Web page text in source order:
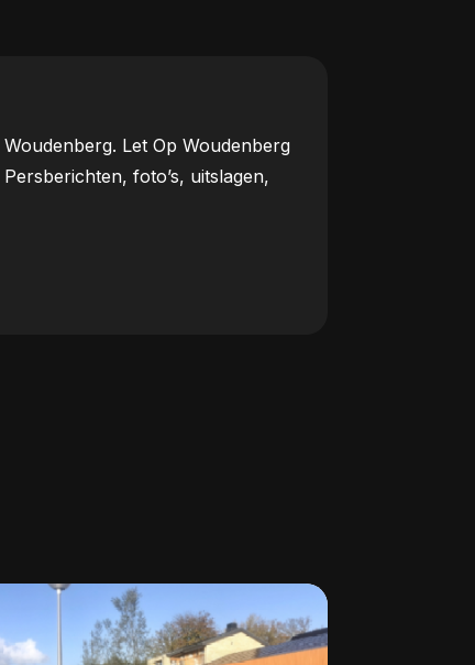
Let Op Woudenberg
foto’s, uitslagen,